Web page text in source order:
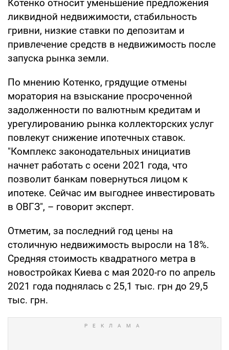
Котенко относит уменьшение предложения
ликвидной недвижимости, стабильность
гривни, низкие ставки по депозитам и
привлечение средств в недвижимость после
запуска рынка земли.
По мнению Котенко, грядущие отмены
моратория на взыскание просроченной
задолженности по валютным кредитам и
урегулированию рынка коллекторских услуг
повлекут снижение ипотечных ставок.
"Комплекс законодательных инициатив
начнет работать с осени 2021 года, что
позволит банкам повернуться лицом к
ипотеке. Сейчас им выгоднее инвестировать
в ОВГЗ", – говорит эксперт.
Отметим, за последний год цены на
столичную недвижимость выросли на 18%.
Средняя стоимость квадратного метра в
новостройках Киева с мая 2020-го по апрель
2021 года поднялась с 25,1 тыс. грн до 29,5
тыс. грн.